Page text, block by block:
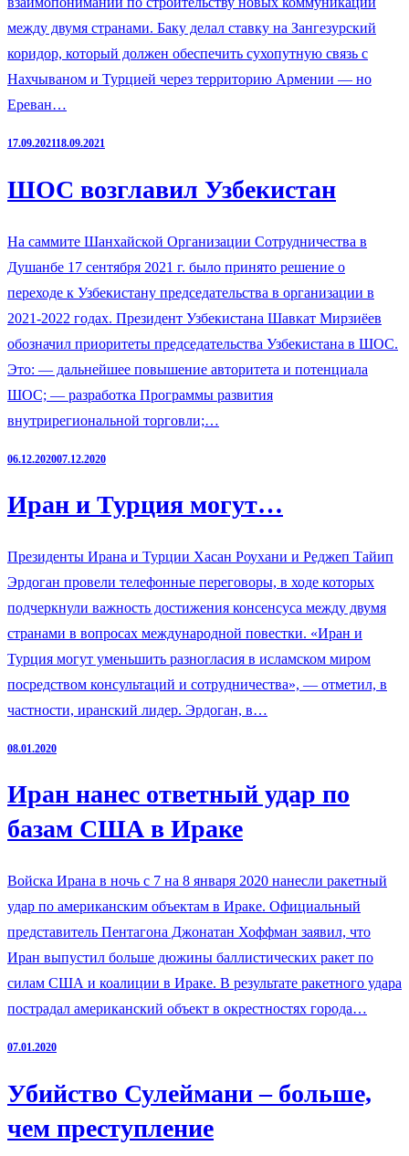
между двумя странами. Баку делал ставку на Зангезурский
коридор, который должен обеспечить сухопутную связь с
Нахчываном и Турцией через территорию Армении — но
Ереван…
17.09.202118.09.2021
ШОС возглавил Узбекистан
На саммите Шанхайской Организации Сотрудничества в
Душанбе 17 сентября 2021 г. было принято решение о
переходе к Узбекистану председательства в организации в
2021-2022 годах. Президент Узбекистана Шавкат Мирзиёев
обозначил приоритеты председательства Узбекистана в ШОС.
Это: — дальнейшее повышение авторитета и потенциала
ШОС; — разработка Программы развития
внутрирегиональной торговли;…
06.12.202007.12.2020
Иран и Турция могут…
Президенты Ирана и Турции Хасан Роухани и Реджеп Тайип
Эрдоган провели телефонные переговоры, в ходе которых
подчеркнули важность достижения консенсуса между двумя
странами в вопросах международной повестки. «Иран и
Турция могут уменьшить разногласия в исламском миром
посредством консультаций и сотрудничества», — отметил, в
частности, иранский лидер. Эрдоган, в…
08.01.2020
Иран нанес ответный удар по
базам США в Ираке
Войска Ирана в ночь с 7 на 8 января 2020 нанесли ракетный
удар по американским объектам в Ираке. Официальный
представитель Пентагона Джонатан Хоффман заявил, что
Иран выпустил больше дюжины баллистических ракет по
силам США и коалиции в Ираке. В результате ракетного удара
пострадал американский объект в окрестностях города…
07.01.2020
Убийство Сулеймани – больше,
чем преступление